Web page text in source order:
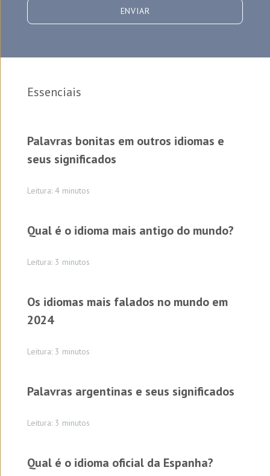
Essenciais
Palavras bonitas em outros idiomas e
seus significados
Leitura: 4 minutos
Qual é o idioma mais antigo do mundo?
Leitura: 3 minutos
Os idiomas mais falados no mundo em
2024
Leitura: 3 minutos
Palavras argentinas e seus significados
Leitura: 3 minutos
Qual é o idioma oficial da Espanha?